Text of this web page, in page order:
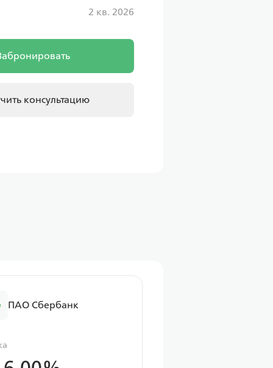
2 кв. 2026
консультацию
ПАО Сбербанк